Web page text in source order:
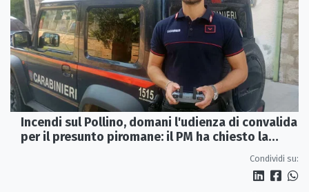
Incendi sul Pollino, domani l'udienza di convalida
per il presunto piromane: il PM ha chiesto la
Condividi su: